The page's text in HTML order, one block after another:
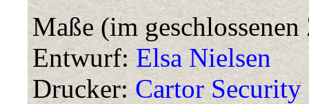
Maße (im
Entwurf: Elsa Nielsen
Drucker: Cartor